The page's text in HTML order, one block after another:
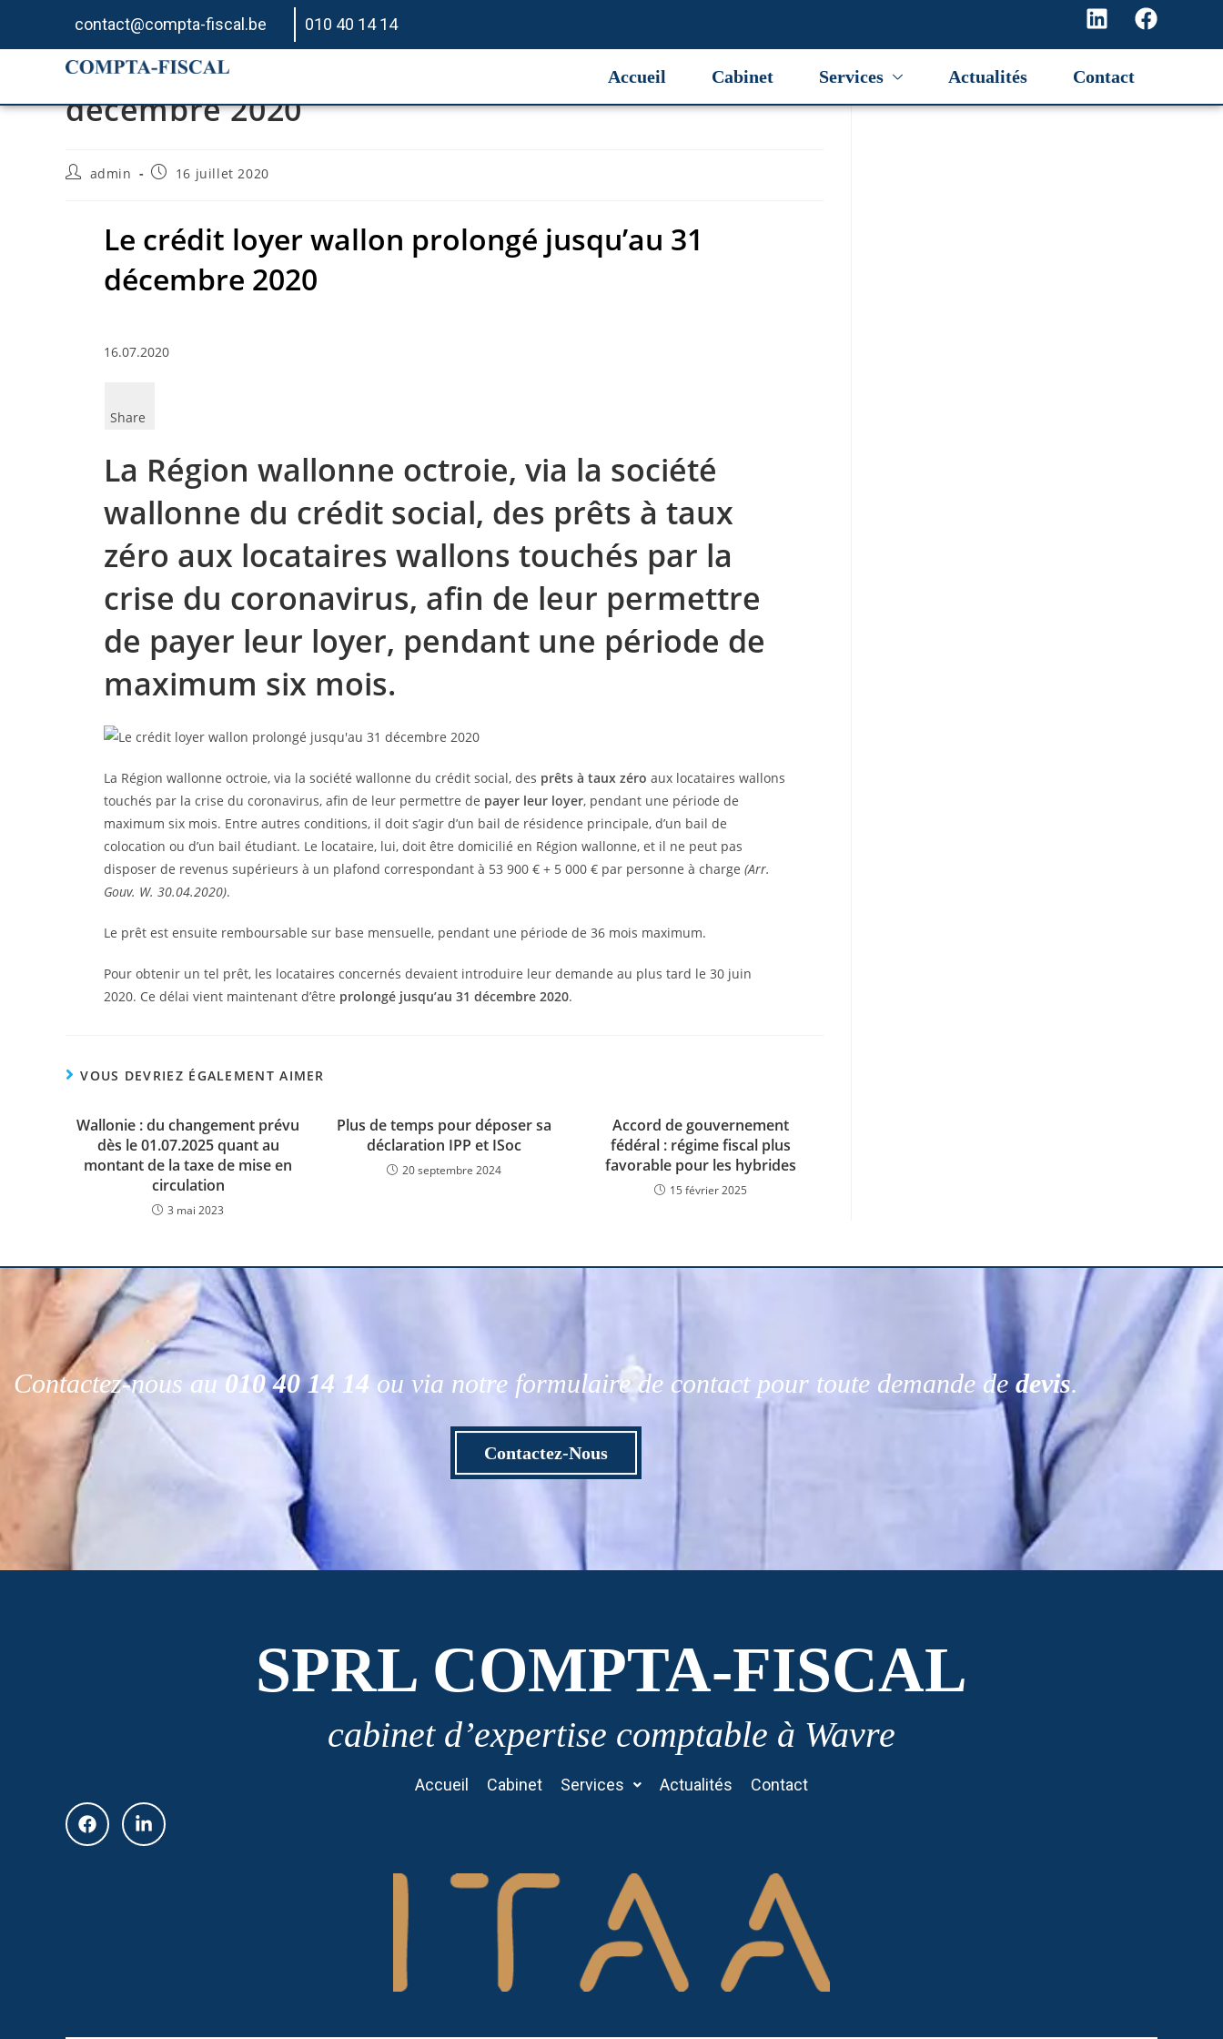
contact@compta-fiscal.be 010 40 14 14
Accueil Cabinet Services Actualités Contact
Le crédit loyer wallon prolongé jusqu’au 31
décembre 2020
admin 16 juillet 2020
Le crédit loyer wallon prolongé jusqu’au 31
décembre 2020
16.07.2020
Share
La Région wallonne octroie, via la société
wallonne du crédit social, des prêts à taux
zéro aux locataires wallons touchés par la
crise du coronavirus, afin de leur permettre
de payer leur loyer, pendant une période de
maximum six mois.
La Région wallonne octroie, via la société wallonne du crédit social, des prêts à taux zéro aux locataires wallons
touchés par la crise du coronavirus, afin de leur permettre de payer leur loyer, pendant une période de
maximum six mois. Entre autres conditions, il doit s’agir d’un bail de résidence principale, d’un bail de
colocation ou d’un bail étudiant. Le locataire, lui, doit être domicilié en Région wallonne, et il ne peut pas
disposer de revenus supérieurs à un plafond correspondant à 53 900 € + 5 000 € par personne à charge (Arr.
Gouv. W. 30.04.2020).
Le prêt est ensuite remboursable sur base mensuelle, pendant une période de 36 mois maximum.
Pour obtenir un tel prêt, les locataires concernés devaient introduire leur demande au plus tard le 30 juin
2020. Ce délai vient maintenant d’être prolongé jusqu’au 31 décembre 2020.
VOUS DEVRIEZ ÉGALEMENT AIMER
Wallonie : du changement prévu
dès le 01.07.2025 quant au
montant de la taxe de mise en
circulation
3 mai 2023
Plus de temps pour déposer sa
déclaration IPP et ISoc
20 septembre 2024
Accord de gouvernement
fédéral : régime fiscal plus
favorable pour les hybrides
15 février 2025
Contactez-nous au 010 40 14 14 ou via notre formulaire de contact pour toute demande de devis.
Contactez-Nous
SPRL COMPTA-FISCAL
cabinet d’expertise comptable à Wavre
Accueil Cabinet Services Actualités Contact